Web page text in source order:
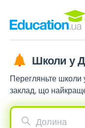
Школи у
Перегляньте школи
заклад, що
Долина